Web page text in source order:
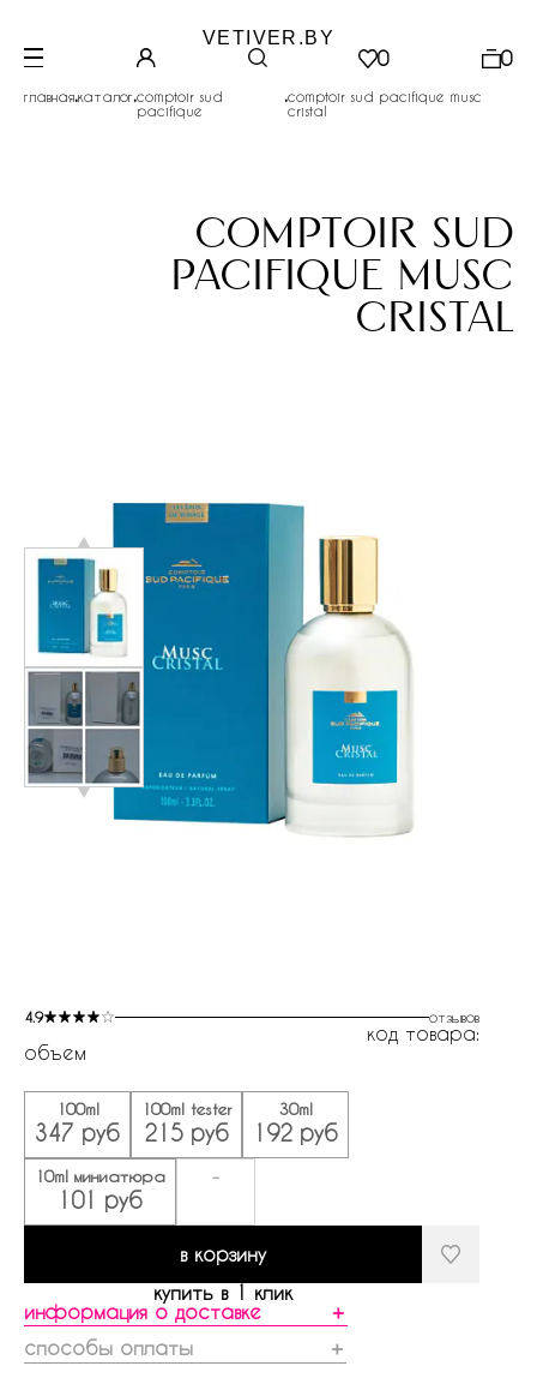
VETIVER.BY
0 0
главная.каталог.comptoir sud
pacifique
.comptoir sud pacifique musc
cristal
comptoir sud
pacifique musc
cristal
4.9 отзывов
код товара:
объем
100ml
347 руб
100ml tester
215 руб
30ml
192 руб
10ml миниатюра
101 руб
-
в корзину
купить в 1 клик
информация о доставке
＋
способы оплаты
＋